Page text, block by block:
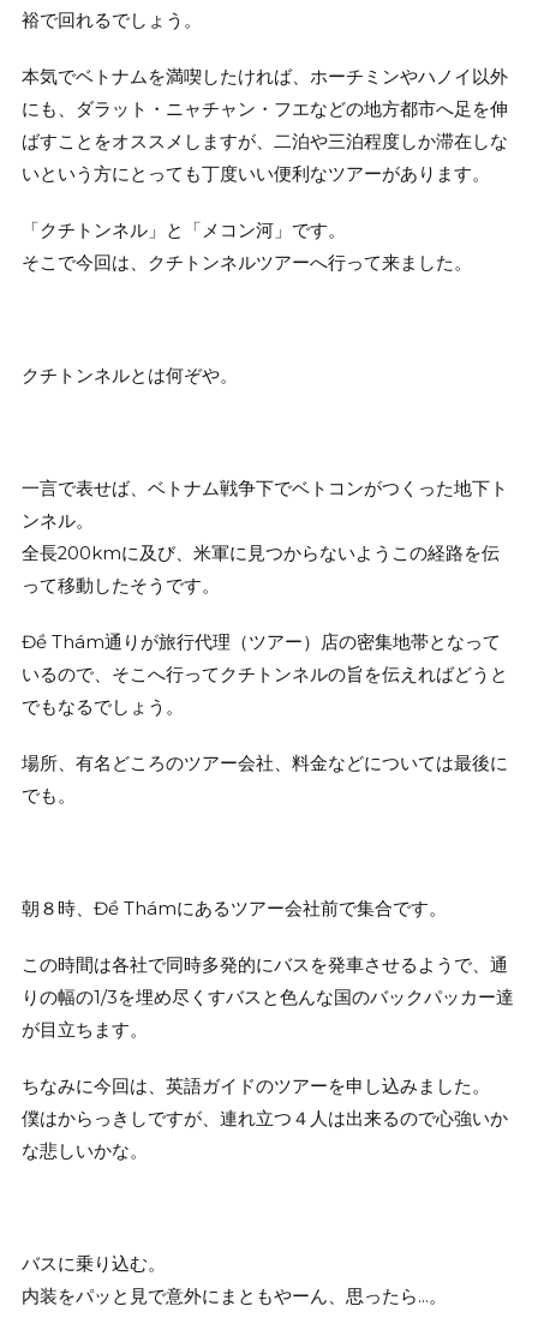
裕で回れるでしょう。
本気でベトナムを満喫したければ、ホーチミンやハノイ以外
にも、ダラット・ニャチャン・フエなどの地方都市へ足を伸
ばすことをオススメしますが、二泊や三泊程度しか滞在しな
いという方にとっても丁度いい便利なツアーがあります。
「クチトンネル」と「メコン河」です。
そこで今回は、クチトンネルツアーへ行って来ました。
クチトンネルとは何ぞや。
一言で表せば、ベトナム戦争下でベトコンがつくった地下ト
ンネル。
全長200kmに及び、米軍に見つからないようこの経路を伝
って移動したそうです。
Đề Thám通りが旅行代理（ツアー）店の密集地帯となって
いるので、そこへ行ってクチトンネルの旨を伝えればどうと
でもなるでしょう。
場所、有名どころのツアー会社、料金などについては最後に
でも。
朝８時、Đề Thámにあるツアー会社前で集合です。
この時間は各社で同時多発的にバスを発車させるようで、通
りの幅の1/3を埋め尽くすバスと色んな国のバックパッカー達
が目立ちます。
ちなみに今回は、英語ガイドのツアーを申し込みました。
僕はからっきしですが、連れ立つ４人は出来るので心強いか
な悲しいかな。
バスに乗り込む。
内装をパッと見で意外にまともやーん、思ったら…。